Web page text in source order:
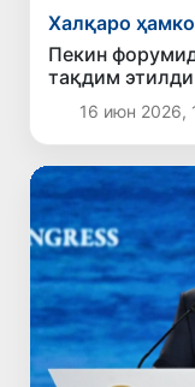
Халқаро
Пекин
тақдим этилди
16 июн 2026,